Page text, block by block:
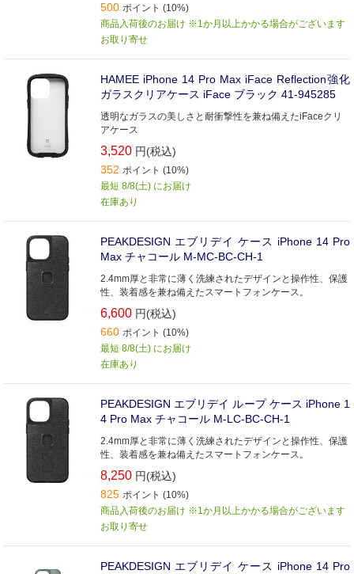
500 ポイント (10%)
商品入荷後のお届け ※1か月以上かかる場合がございます
お取り寄せ
HAMEE iPhone 14 Pro Max iFace Reflection強化
ガラスクリアケース iFace ブラック 41-945285
透明なガラスの美しさと耐衝撃性を兼ね備えたiFaceクリ
アケース
3,520 円(税込)
352 ポイント (10%)
最短 8/8(土) にお届け
在庫あり
PEAKDESIGN エブリデイ ケース iPhone 14 Pro
Max チャコール M-MC-BC-CH-1
2.4mm厚と非常に薄く洗練されたデザインと操作性、保護
性、装着感を兼ね備えたスマートフォンケース。
6,600 円(税込)
660 ポイント (10%)
最短 8/8(土) にお届け
在庫あり
PEAKDESIGN エブリデイ ループ ケース iPhone 1
4 Pro Max チャコール M-LC-BC-CH-1
2.4mm厚と非常に薄く洗練されたデザインと操作性、保護
性、装着感を兼ね備えたスマートフォンケース。
8,250 円(税込)
825 ポイント (10%)
商品入荷後のお届け ※1か月以上かかる場合がございます
お取り寄せ
PEAKDESIGN エブリデイ ケース iPhone 14 Pro